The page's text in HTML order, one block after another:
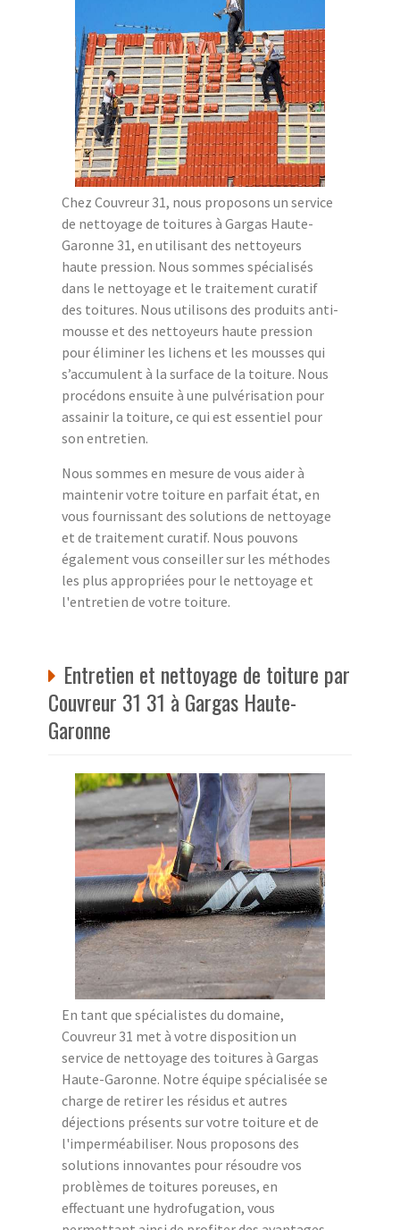
Chez Couvreur 31, nous proposons un service
de nettoyage de toitures à Gargas Haute-
Garonne 31, en utilisant des nettoyeurs
haute pression. Nous sommes spécialisés
dans le nettoyage et le traitement curatif
des toitures. Nous utilisons des produits anti-
mousse et des nettoyeurs haute pression
pour éliminer les lichens et les mousses qui
s’accumulent à la surface de la toiture. Nous
procédons ensuite à une pulvérisation pour
assainir la toiture, ce qui est essentiel pour
son entretien.
Nous sommes en mesure de vous aider à
maintenir votre toiture en parfait état, en
vous fournissant des solutions de nettoyage
et de traitement curatif. Nous pouvons
également vous conseiller sur les méthodes
les plus appropriées pour le nettoyage et
l'entretien de votre toiture.
Entretien et nettoyage de toiture par
Couvreur 31 31 à Gargas Haute-
Garonne
En tant que spécialistes du domaine,
Couvreur 31 met à votre disposition un
service de nettoyage des toitures à Gargas
Haute-Garonne. Notre équipe spécialisée se
charge de retirer les résidus et autres
déjections présents sur votre toiture et de
l'imperméabiliser. Nous proposons des
solutions innovantes pour résoudre vos
problèmes de toitures poreuses, en
effectuant une hydrofugation, vous